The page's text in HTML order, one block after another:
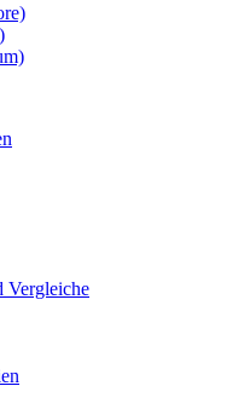
Vergleiche